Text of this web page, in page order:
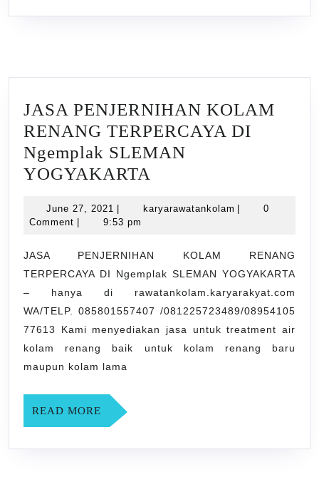
JASA PENJERNIHAN KOLAM
RENANG TERPERCAYA DI
Ngemplak SLEMAN
YOGYAKARTA
KOLAM
TERPERCAYA
DI
Ngemplak
SLEMAN
YOGYAKARTA
June 27, 2021 June
27,
| karyarawatankolam |
0
Comment | 9:53 pm
JASA PENJERNIHAN KOLAM RENANG
TERPERCAYA DI Ngemplak SLEMAN YOGYAKARTA
– hanya di rawatankolam.karyarakyat.com
WA/TELP. 085801557407 /081225723489/08954105
77613 Kami menyediakan jasa untuk treatment air
kolam renang baik untuk kolam renang baru
maupun kolam lama
READ MORE READ
MORE